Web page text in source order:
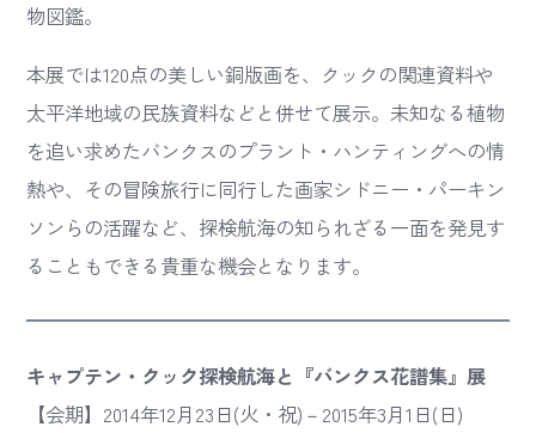
物図鑑。
本展では120点の美しい銅版画を、クックの関連資料や
太平洋地域の民族資料などと併せて展示。未知なる植物
を追い求めたバンクスのプラント・ハンティングへの情
熱や、その冒険旅行に同行した画家シドニー・パーキン
ソンらの活躍など、探検航海の知られざる一面を発見す
ることもできる貴重な機会となります。
キャプテン・クック探検航海と『バンクス花譜集』展
【会期】2014年12月23日(火・祝)－2015年3月1日(日)